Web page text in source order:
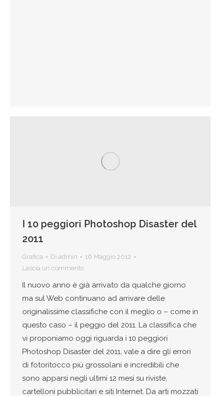
I 10 peggiori Photoshop Disaster del
2011
Grafica Di admin
16 Maggio 2012
Lascia un commento
Il nuovo anno è già arrivato da qualche giorno
ma sul Web continuano ad arrivare delle
originalissime classifiche con il meglio o – come in
questo caso – il peggio del 2011. La classifica che
vi proponiamo oggi riguarda i 10 peggiori
Photoshop Disaster del 2011, vale a dire gli errori
di fotoritocco più grossolani e incredibili che
sono apparsi negli ultimi 12 mesi su riviste,
cartelloni pubblicitari e siti Internet. Da arti mozzati